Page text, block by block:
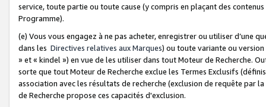
service, toute partie ou toute cause (y compris en plaçant des
Programme).
(e) Vous vous engagez à ne pas acheter, enregistrer ou utiliser d’une
dans les Directives relatives aux Marques) ou toute variante ou
» et « kindel ») en vue de les utiliser dans tout Moteur de Recherche.
sorte que tout Moteur de Recherche exclue les Termes Exclusifs
association avec les résultats de recherche (exclusion de requête
de Recherche propose ces capacités d'exclusion.